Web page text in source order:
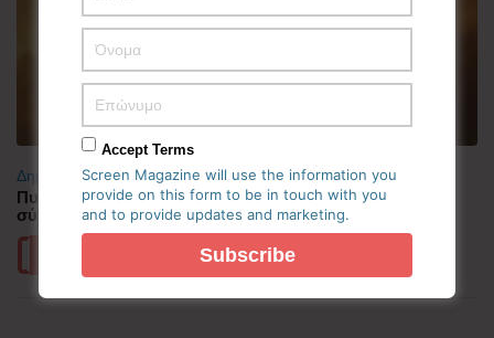
Δημοφιλή
Πυρκαγιά στη Δυτική Αττική – Ερευνώνται τα αίτια της
σύγκρουσης των δύο ελικοπτέρων
Accept Terms
Screen Magazine will use the information you
provide on this form to be in touch with you
and to provide updates and marketing.